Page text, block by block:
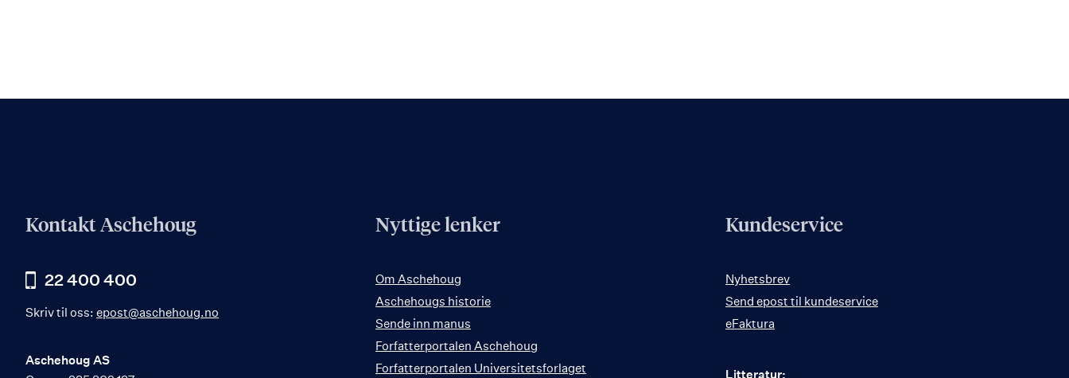
Kontakt Aschehoug
22 400 400
Skriv til oss: epost@aschehoug.no
Aschehoug AS
Nyttige lenker
Om Aschehoug
Aschehougs historie
Sende inn manus
Forfatterportalen Aschehoug
Forfatterportalen Universitetsforlaget
Kundeservice
Nyhetsbrev
Send epost til kundeservice
eFaktura
Litteratur: